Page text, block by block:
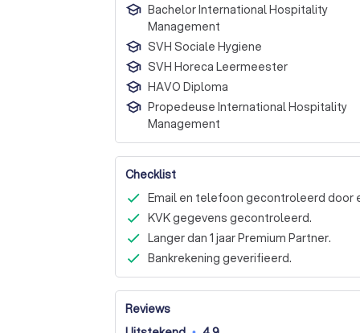
Bachelor International Hospitality
Management
SVH Sociale Hygiene
SVH Horeca Leermeester
HAVO Diploma
Propedeuse International Hospitality
Management
Checklist
Email en telefoon gecontroleerd door
KVK gegevens gecontroleerd.
Langer dan 1 jaar Premium Partner.
Bankrekening geverifieerd.
Reviews